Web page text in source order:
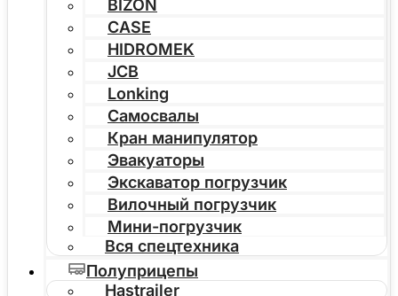
BIZON
CASE
HIDROMEK
JCB
Lonking
Самосвалы
Кран манипулятор
Эвакуаторы
Экскаватор погрузчик
Вилочный погрузчик
Мини-погрузчик
Вся спецтехника
Полуприцепы
Hastrailer